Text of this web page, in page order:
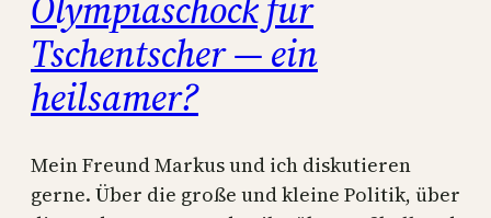
Tschentscher — ein
heilsamer?
Mein Freund Markus und ich diskutieren
gerne. Über die große und kleine Politik, über